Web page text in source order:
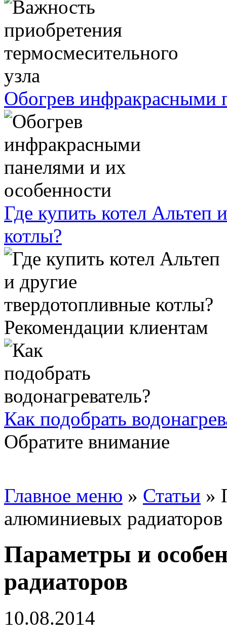
Обогрев инфракрасными
Где купить котел Альтеп
котлы?
Рекомендации клиентам
Как подобрать
Обратите внимание
Главное меню » Статьи »
алюминиевых радиаторов
Параметры и
радиаторов
10.08.2014